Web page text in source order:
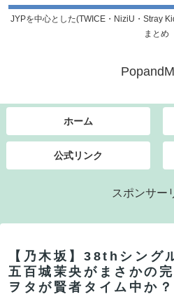
JYPを中心とした(TWICE・NiziU・Stray
まとめ
ホーム
公式リンク
スポンサー
【乃木坂】38thシング
五百城茉央がまさかの
ヲタが賢者タイム中か？